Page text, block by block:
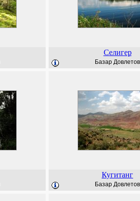
Селигер
Базар Довлетов
Кугитанг
Базар Довлетов